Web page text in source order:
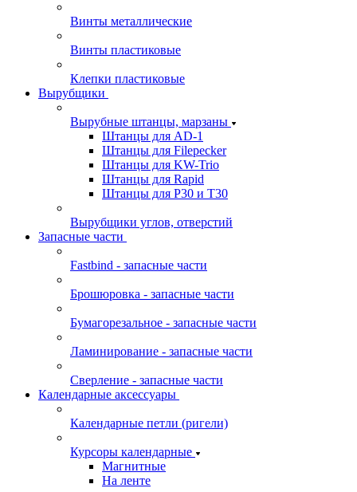
Винты металлические
Винты пластиковые
Клепки пластиковые
Вырубщики
Вырубные штанцы, марзаны
Штанцы для AD-1
Штанцы для Filepecker
Штанцы для KW-Trio
Штанцы для Rapid
Штанцы для Р30 и Т30
Вырубщики углов, отверстий
Запасные части
Fastbind - запасные части
Брошюровка - запасные части
Бумагорезальное - запасные части
Ламинирование - запасные части
Сверление - запасные части
Календарные аксессуары
Календарные петли (ригели)
Курсоры календарные
Магнитные
На ленте